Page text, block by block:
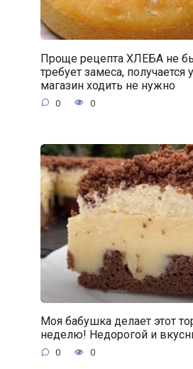
Проще рецепта ХЛЕБА не
требует замеса, получается
магазин ходить не нужно
0 0
Моя бабушка делает этот
неделю! Недорогой и
0 0